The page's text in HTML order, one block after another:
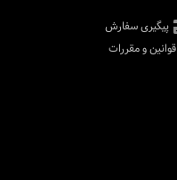
پیگیری سفارش
قوانین و مقررات